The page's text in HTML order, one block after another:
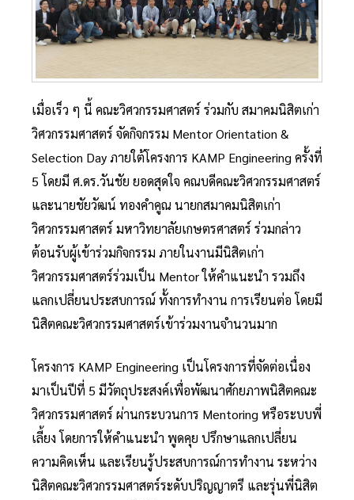
เมื่อเร็ว ๆ นี้ คณะวิศวกรรมศาสตร์ ร่วมกับ สมาคมนิสิตเก่า
วิศวกรรมศาสตร์ จัดกิจกรรม Mentor Orientation &
Selection Day ภายใต้โครงการ KAMP Engineering ครั้งที่
5 โดยมี ศ.ดร.วันชัย ยอดสุดใจ คณบดีคณะวิศวกรรมศาสตร์
และนายชัยวัฒน์ ทองคำคูณ นายกสมาคมนิสิตเก่า
วิศวกรรมศาสตร์ มหาวิทยาลัยเกษตรศาสตร์ ร่วมกล่าว
ต้อนรับผู้เข้าร่วมกิจกรรม ภายในงานมีนิสิตเก่า
วิศวกรรมศาสตร์ร่วมเป็น Mentor ให้คำแนะนำ รวมถึง
แลกเปลี่ยนประสบการณ์ ทั้งการทำงาน การเรียนต่อ โดยมี
นิสิตคณะวิศวกรรมศาสตร์เข้าร่วมงานจำนวนมาก
โครงการ KAMP Engineering เป็นโครงการที่จัดต่อเนื่อง
มาเป็นปีที่ 5 มีวัตถุประสงค์เพื่อพัฒนาศักยภาพนิสิตคณะ
วิศวกรรมศาสตร์ ผ่านกระบวนการ Mentoring หรือระบบพี่
เลี้ยง โดยการให้คำแนะนํา พูดคุย ปรึกษาแลกเปลี่ยน
ความคิดเห็น และเรียนรู้ประสบการณ์การทำงาน ระหว่าง
นิสิตคณะวิศวกรรมศาสตร์ระดับปริญญาตรี และรุ่นพี่นิสิต